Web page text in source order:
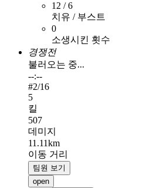
12 / 6
치유 / 부스트
0
소생시킨 횟수
경쟁전
불러오는 중...
--:--
#2/16
5
킬
507
데미지
11.11km
이동 거리
팀원 보기
open